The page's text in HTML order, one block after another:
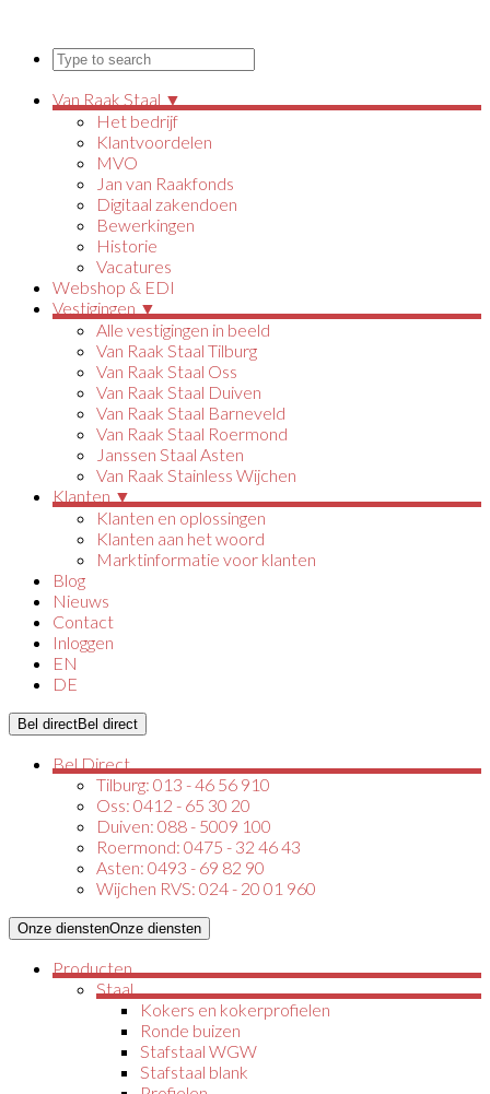
Van Raak Staal ▼
Het bedrijf
Klantvoordelen
MVO
Jan van Raakfonds
Digitaal zakendoen
Bewerkingen
Historie
Vacatures
Webshop & EDI
Vestigingen ▼
Alle vestigingen in beeld
Van Raak Staal Tilburg
Van Raak Staal Oss
Van Raak Staal Duiven
Van Raak Staal Barneveld
Van Raak Staal Roermond
Janssen Staal Asten
Van Raak Stainless Wijchen
Klanten ▼
Klanten en oplossingen
Klanten aan het woord
Marktinformatie voor klanten
Blog
Nieuws
Contact
Inloggen
EN
DE
Bel directBel direct
Bel Direct
Tilburg: 013 - 46 56 910
Oss: 0412 - 65 30 20
Duiven: 088 - 5009 100
Roermond: 0475 - 32 46 43
Asten: 0493 - 69 82 90
Wijchen RVS: 024 - 20 01 960
Onze dienstenOnze diensten
Producten
Staal
Kokers en kokerprofielen
Ronde buizen
Stafstaal WGW
Stafstaal blank